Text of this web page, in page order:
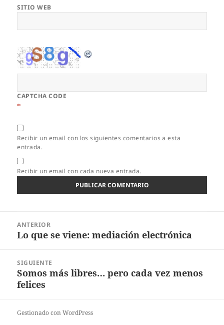
SITIO WEB
CAPTCHA CODE
*
Recibir un email con los siguientes comentarios a esta
entrada.
Recibir un email con cada nueva entrada.
entradas
ANTERIOR
Entrada
Lo que se viene: mediación electrónica
SIGUIENTE
Entrada
siguiente:
Somos más libres… pero cada vez menos
felices
Gestionado con WordPress